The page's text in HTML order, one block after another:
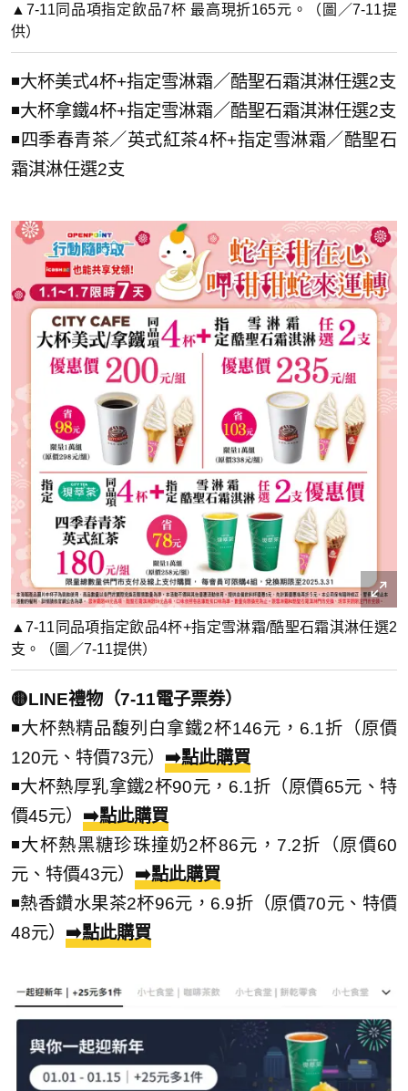
▲7-11同品項指定飲品7杯 最高現折165元。（圖／7-11提
供）
◾大杯美式4杯+指定雪淋霜／酷聖石霜淇淋任選2支
◾大杯拿鐵4杯+指定雪淋霜／酷聖石霜淇淋任選2支
◾四季春青茶／英式紅茶4杯+指定雪淋霜／酷聖石
霜淇淋任選2支
▲7-11同品項指定飲品4杯+指定雪淋霜/酷聖石霜淇淋任選2
支。（圖／7-11提供）
🟡LINE禮物（7-11電子票券）
◾大杯熱精品馥列白拿鐵2杯146元，6.1折（原價
120元、特價73元） ➡️點此購買
◾大杯熱厚乳拿鐵2杯90元，6.1折（原價65元、特
價45元） ➡️點此購買
◾大杯熱黑糖珍珠撞奶2杯86元，7.2折（原價60
元、特價43元） ➡️點此購買
◾熱香鑽水果茶2杯96元，6.9折（原價70元、特價
48元） ➡️點此購買